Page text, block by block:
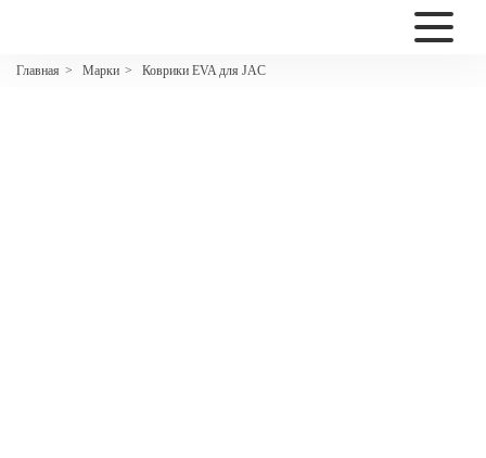
Главная > Марки > Коврики EVA для JAC
2200